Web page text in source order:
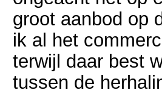
groot aanbod op
ik al het
terwijl daar best
tussen de